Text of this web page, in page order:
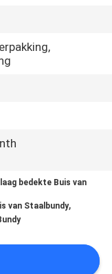
bedekte Buis van
van Staalbundy,